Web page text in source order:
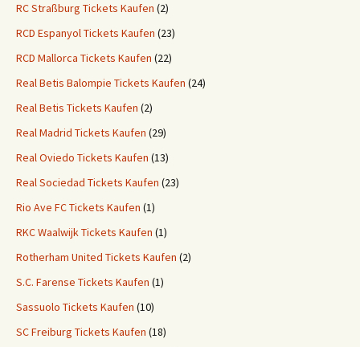
RC Straßburg Tickets Kaufen (2)
RCD Espanyol Tickets Kaufen (23)
RCD Mallorca Tickets Kaufen (22)
Real Betis Balompie Tickets Kaufen (24)
Real Betis Tickets Kaufen (2)
Real Madrid Tickets Kaufen (29)
Real Oviedo Tickets Kaufen (13)
Real Sociedad Tickets Kaufen (23)
Rio Ave FC Tickets Kaufen (1)
RKC Waalwijk Tickets Kaufen (1)
Rotherham United Tickets Kaufen (2)
S.C. Farense Tickets Kaufen (1)
Sassuolo Tickets Kaufen (10)
SC Freiburg Tickets Kaufen (18)